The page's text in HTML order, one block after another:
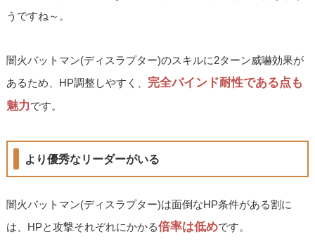
うですね～。
闇火バットマン(ディスラプター)のスキルに2ターン威嚇効果が
あるため、HP調整しやすく、 完全バインド耐性である点も
魅力です。
より優秀なリーダーがいる
闇火バットマン(ディスラプター)は面倒なHP条件がある割に
は、HPと攻撃それぞれにかかる倍率は低めです。